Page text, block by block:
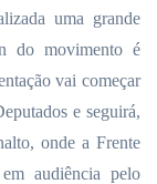
uma grande
do movimento é
vai começar
e seguirá,
onde a Frente
audiência pelo